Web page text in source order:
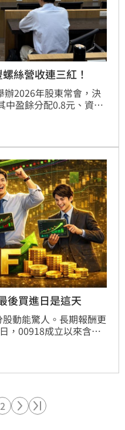
絲營收連三紅！
辦2026年股東常會，決
中盈餘分配0.8元、資本
股東共享。世豐2025年
為1.12元。世豐表示，
滑，主要受到全球總體
略趨於保守影響，同
關成本較高，加上國內
，使流通在外普通股股
買進日是這天
股動能驚人。長期報酬更
，00918成立以來含息
日除息，投資人若想
元換算，年化殖利
2